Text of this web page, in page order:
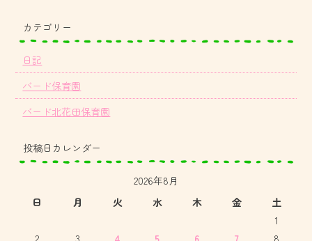
カテゴリー
日記
バード保育園
バード北花田保育園
投稿日カレンダー
2026年8月
日
月 火 水 木 金
土
1